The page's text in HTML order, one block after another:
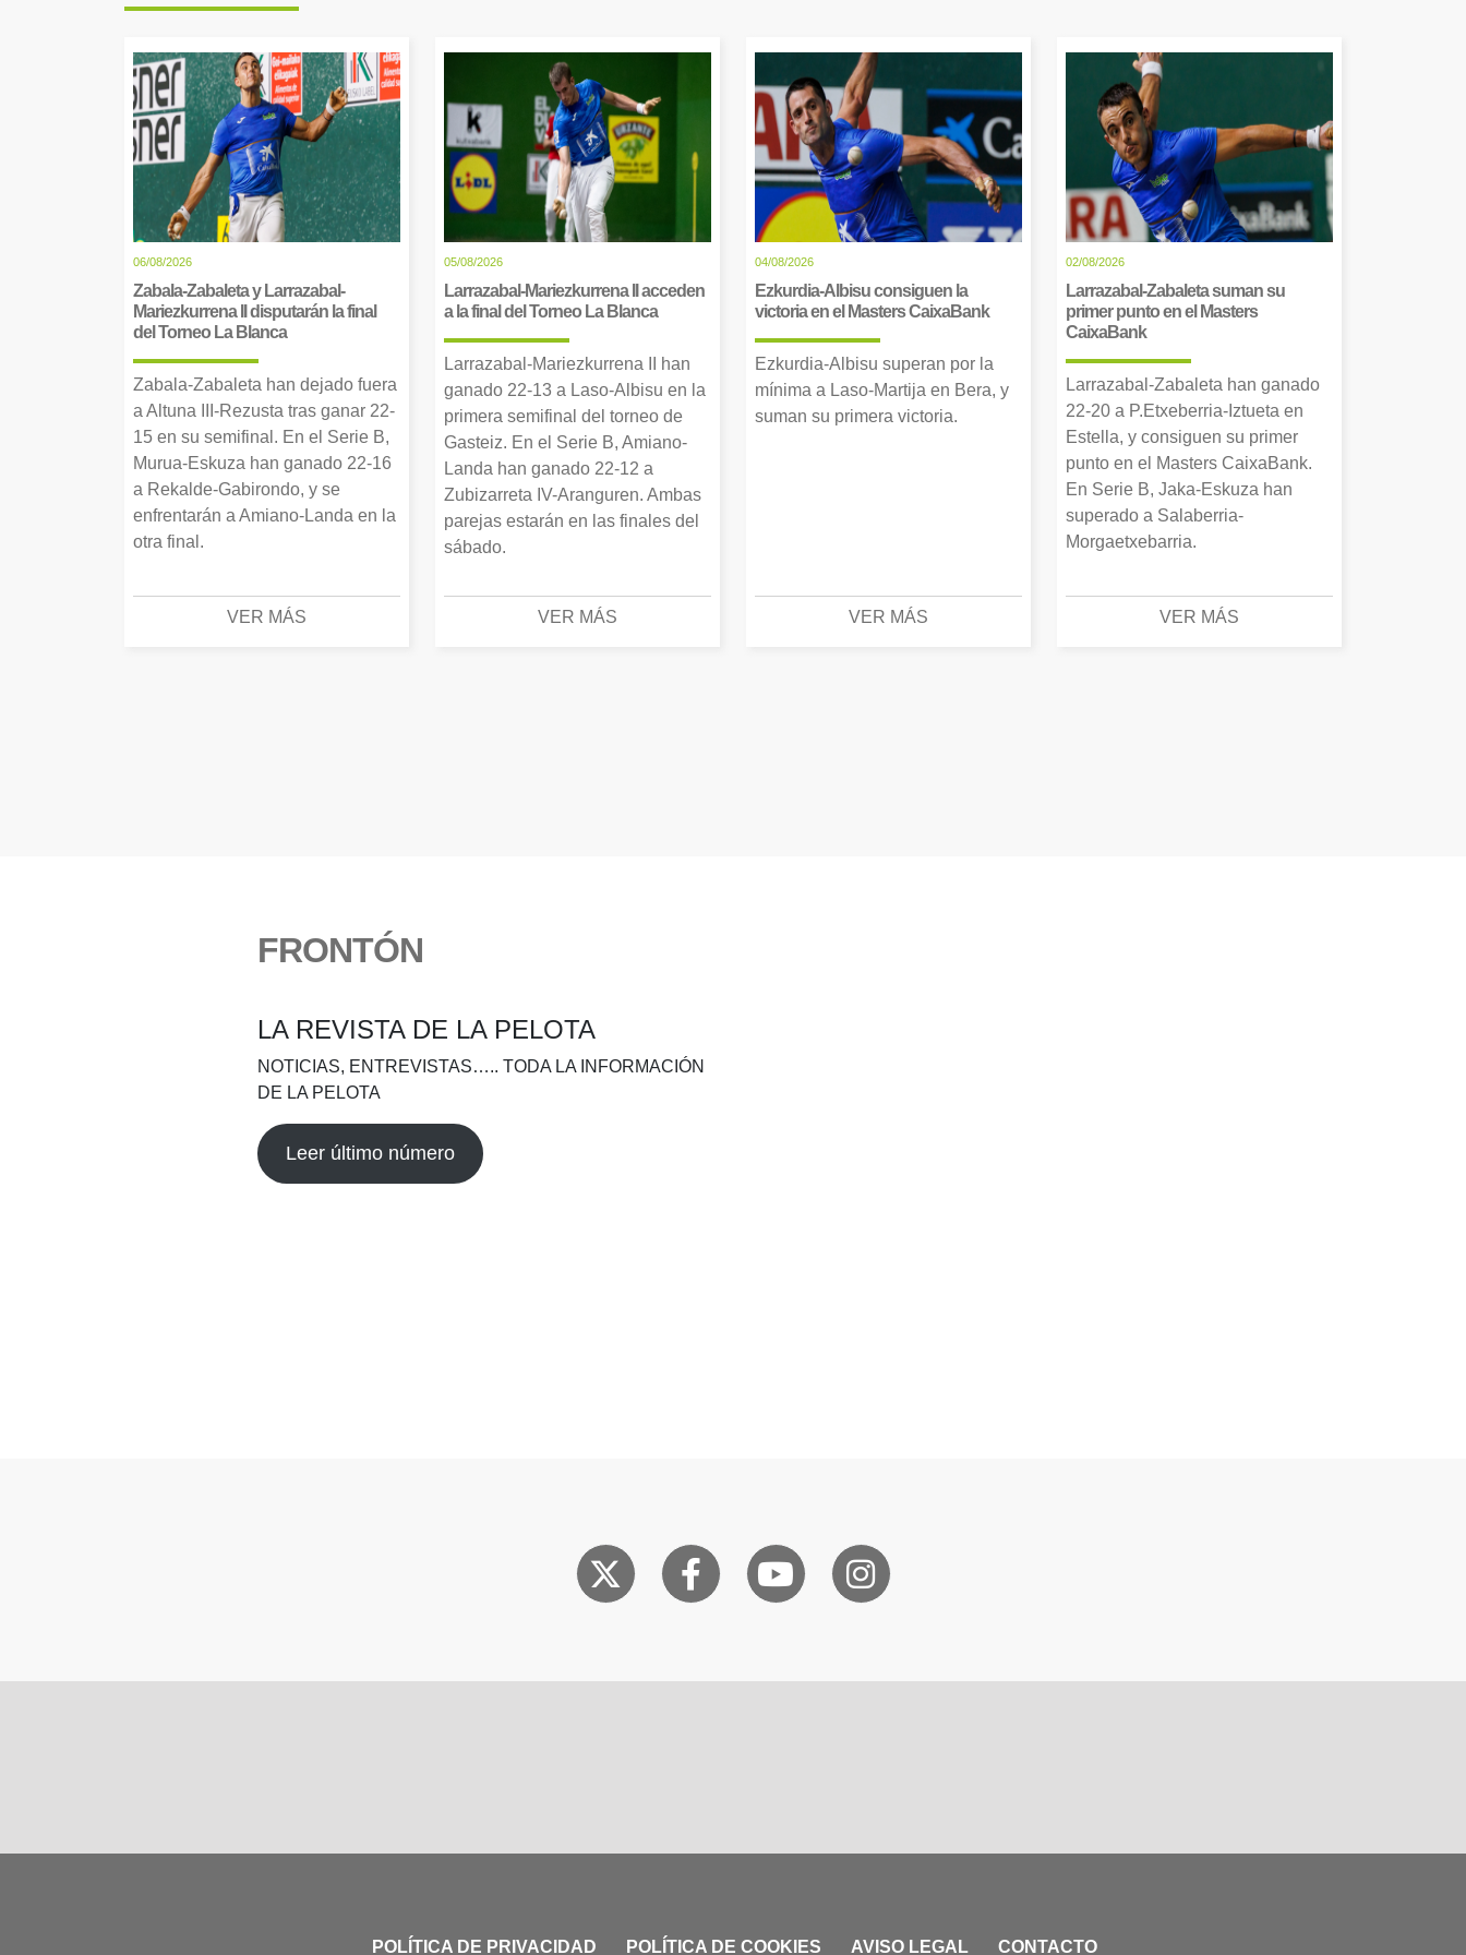
06/08/2026
Zabala-Zabaleta y Larrazabal-
Mariezkurrena II disputarán la final
del Torneo La Blanca
Zabala-Zabaleta han dejado fuera
a Altuna III-Rezusta tras ganar 22-
15 en su semifinal. En el Serie B,
Murua-Eskuza han ganado 22-16
a Rekalde-Gabirondo, y se
enfrentarán a Amiano-Landa en la
otra final.
VER MÁS
05/08/2026
Larrazabal-Mariezkurrena II acceden
a la final del Torneo La Blanca
Larrazabal-Mariezkurrena II han
ganado 22-13 a Laso-Albisu en la
primera semifinal del torneo de
Gasteiz. En el Serie B, Amiano-
Landa han ganado 22-12 a
Zubizarreta IV-Aranguren. Ambas
parejas estarán en las finales del
sábado.
VER MÁS
04/08/2026
Ezkurdia-Albisu consiguen la
victoria en el Masters CaixaBank
Ezkurdia-Albisu superan por la
mínima a Laso-Martija en Bera, y
suman su primera victoria.
VER MÁS
02/08/2026
Larrazabal-Zabaleta suman su
primer punto en el Masters
CaixaBank
Larrazabal-Zabaleta han ganado
22-20 a P.Etxeberria-Iztueta en
Estella, y consiguen su primer
punto en el Masters CaixaBank.
En Serie B, Jaka-Eskuza han
superado a Salaberria-
Morgaetxebarria.
VER MÁS
FRONTÓN
LA REVISTA DE LA PELOTA
NOTICIAS, ENTREVISTAS….. TODA LA INFORMACIÓN
DE LA PELOTA
Leer último número
POLÍTICA DE PRIVACIDAD POLÍTICA DE COOKIES AVISO LEGAL CONTACTO